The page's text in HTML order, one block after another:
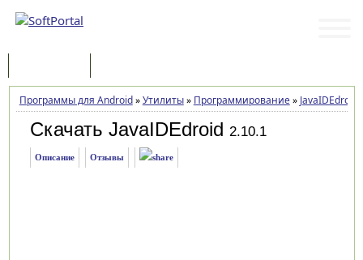
Программы для Android»Утилиты» Программирование» JavaIDEdroid
Скачать JavaIDEdroid 2.10.1
Описание Отзывы